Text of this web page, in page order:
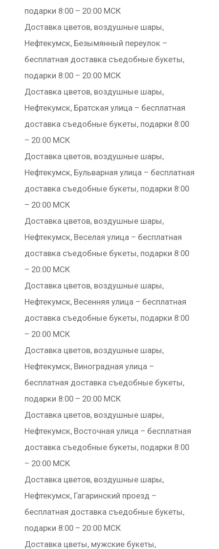
подарки 8:00 – 20:00 МСК
Доставка цветов, воздушные шары,
Нефтекумск, Безымянный переулок –
бесплатная доставка съедобные букеты,
подарки 8:00 – 20:00 МСК
Доставка цветов, воздушные шары,
Нефтекумск, Братская улица – бесплатная
доставка съедобные букеты, подарки 8:00
– 20:00 МСК
Доставка цветов, воздушные шары,
Нефтекумск, Бульварная улица – бесплатная
доставка съедобные букеты, подарки 8:00
– 20:00 МСК
Доставка цветов, воздушные шары,
Нефтекумск, Веселая улица – бесплатная
доставка съедобные букеты, подарки 8:00
– 20:00 МСК
Доставка цветов, воздушные шары,
Нефтекумск, Весенняя улица – бесплатная
доставка съедобные букеты, подарки 8:00
– 20:00 МСК
Доставка цветов, воздушные шары,
Нефтекумск, Виноградная улица –
бесплатная доставка съедобные букеты,
подарки 8:00 – 20:00 МСК
Доставка цветов, воздушные шары,
Нефтекумск, Восточная улица – бесплатная
доставка съедобные букеты, подарки 8:00
– 20:00 МСК
Доставка цветов, воздушные шары,
Нефтекумск, Гагаринский проезд –
бесплатная доставка съедобные букеты,
подарки 8:00 – 20:00 МСК
Доставка цветы, мужские букеты,